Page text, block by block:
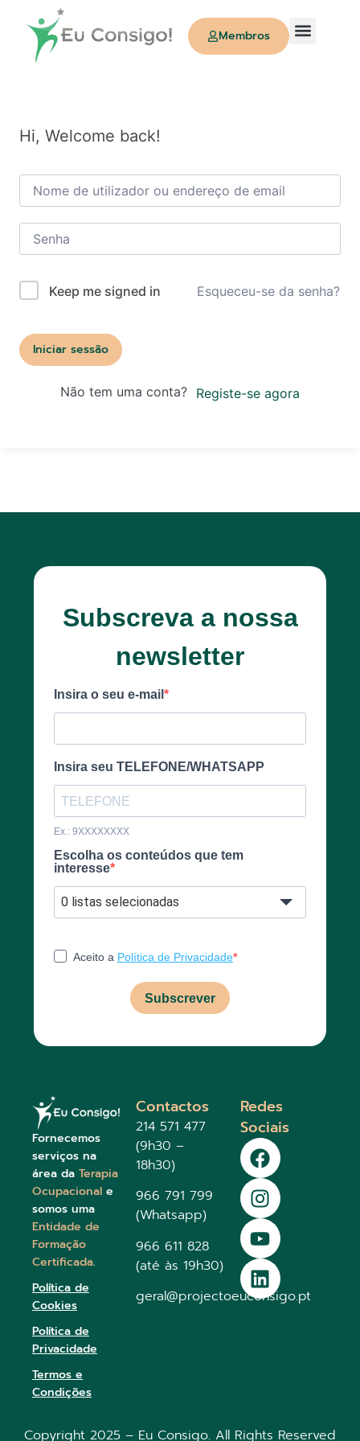
Membros
Hi, Welcome back!
Keep me signed in Esqueceu-se da senha?
Iniciar sessão
Não tem uma conta? Registe-se agora
Subscreva a nossa
newsletter
Insira o seu e-mail
Insira seu TELEFONE/WHATSAPP
Ex.: 9XXXXXXXX
Escolha os conteúdos que tem
interesse
0 listas selecionadas
Aceito a Política de Privacidade
Subscrever
Fornecemos
serviços na
área da Terapia
Ocupacional e
somos uma
Entidade de
Formação
Certificada.
Política de
Cookies
Política de
Privacidade
Termos e
Condições
Contactos
214 571 477
(9h30 –
18h30)
966 791 799
(Whatsapp)
966 611 828
(até às 19h30)
geral@projectoeuconsigo.pt
Redes
Sociais
Copyright 2025 – Eu Consigo. All Rights Reserved